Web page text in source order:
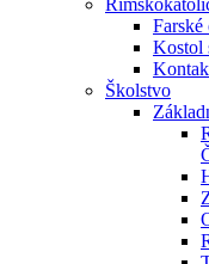
Farské
Kostol
Školstvo